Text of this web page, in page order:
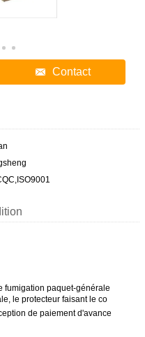
Contact
fumigation paquet-générale
le protecteur faisant le co
de paiement d'avance